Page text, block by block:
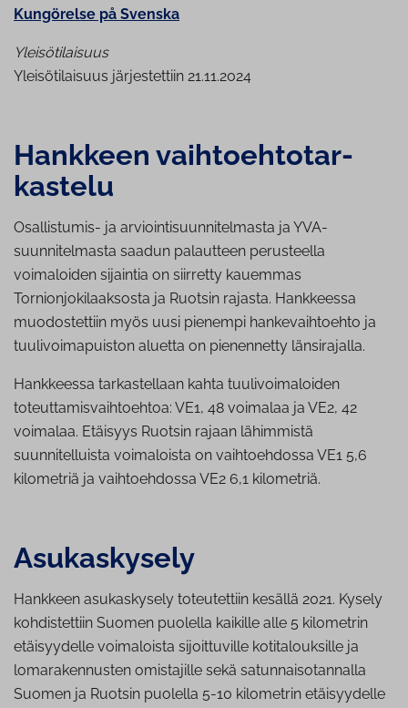
Kungörelse på Svenska
Yleisötilaisuus
Yleisötilaisuus järjestettiin 21.11.2024
Hankkeen vaih­toeh­to­tar­
kas­te­lu
Osallistumis- ja arviointisuunnitelmasta ja YVA-
suunnitelmasta saadun palautteen perusteella
voimaloiden sijaintia on siirretty kauemmas
Tornionjokilaaksosta ja Ruotsin rajasta. Hankkeessa
muodostettiin myös uusi pienempi hankevaihtoehto ja
tuulivoimapuiston aluetta on pienennetty länsirajalla.
Hankkeessa tarkastellaan kahta tuulivoimaloiden
toteuttamisvaihtoehtoa: VE1, 48 voimalaa ja VE2, 42
voimalaa. Etäisyys Ruotsin rajaan lähimmistä
suunnitelluista voimaloista on vaihtoehdossa VE1 5,6
kilometriä ja vaihtoehdossa VE2 6,1 kilometriä.
Asu­kas­ky­se­ly
Hankkeen asukaskysely toteutettiin kesällä 2021. Kysely
kohdistettiin Suomen puolella kaikille alle 5 kilometrin
etäisyydelle voimaloista sijoittuville kotitalouksille ja
lomarakennusten omistajille sekä satunnaisotannalla
Suomen ja Ruotsin puolella 5-10 kilometrin etäisyydelle